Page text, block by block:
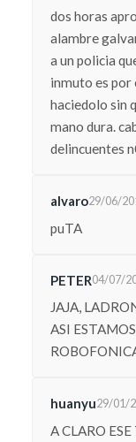
dos horas
alambre
a un policia
inmuto es por
haciedolo sin
mano dura.
delincuentes
alvaro29/06/
puTA
PETER04/07/
JAJA,
ASI
huanyu29/01/
A CLARO